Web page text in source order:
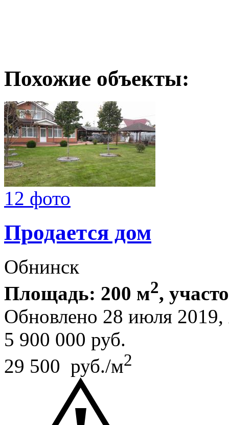
Похожие объекты:
12 фото
Продается дом
Обнинск
Площадь: 200 м2,
Обновлено 28 июля
5 900 000 руб.
29 500 руб./м2